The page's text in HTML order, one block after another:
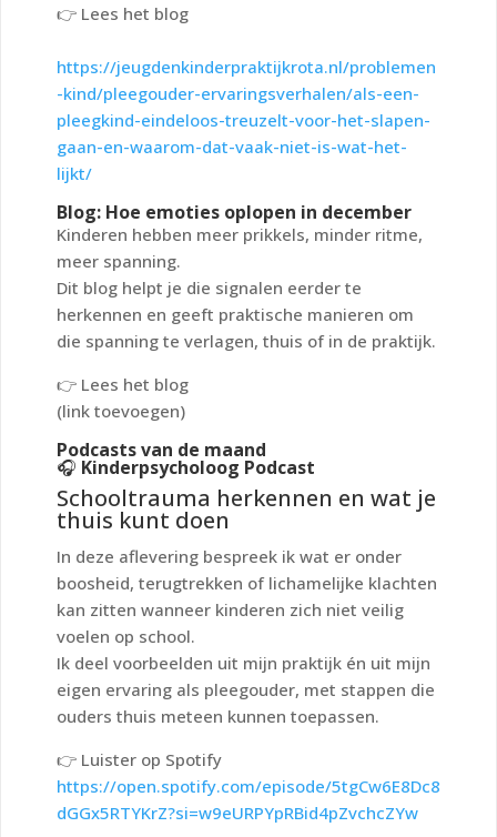
👉 Lees het blog
https://jeugdenkinderpraktijkrota.nl/problemen
-kind/pleegouder-ervaringsverhalen/als-een-
pleegkind-eindeloos-treuzelt-voor-het-slapen-
gaan-en-waarom-dat-vaak-niet-is-wat-het-
lijkt/
Blog: Hoe emoties oplopen in december
Kinderen hebben meer prikkels, minder ritme,
meer spanning.
Dit blog helpt je die signalen eerder te
herkennen en geeft praktische manieren om
die spanning te verlagen, thuis of in de praktijk.
👉 Lees het blog
(link toevoegen)
Podcasts van de maand
🎧 Kinderpsycholoog Podcast
Schooltrauma herkennen en wat je
thuis kunt doen
In deze aflevering bespreek ik wat er onder
boosheid, terugtrekken of lichamelijke klachten
kan zitten wanneer kinderen zich niet veilig
voelen op school.
Ik deel voorbeelden uit mijn praktijk én uit mijn
eigen ervaring als pleegouder, met stappen die
ouders thuis meteen kunnen toepassen.
👉 Luister op Spotify
https://open.spotify.com/episode/5tgCw6E8Dc8
dGGx5RTYKrZ?si=w9eURPYpRBid4pZvchcZYw